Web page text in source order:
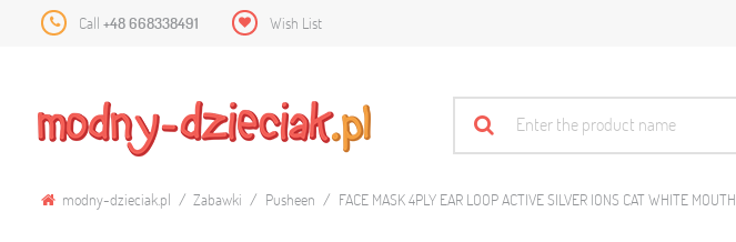
Call +48 668338491 Wish List
modny-dzieciak.pl Zabawki Pusheen FACE MASK 4PLY EAR LOOP ACTIVE SILVER IONS CAT WHITE MOUTH